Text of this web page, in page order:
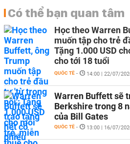
Có thể bạn quan tâm
Học theo Warren
muốn tập cho trẻ
Tặng 1.000 USD
cho tới 18 tuổi
QUỐC TẾ - 14:00 | 22/07/
Warren Buffett sẽ
Berkshire trong 8
của Bill Gates
QUỐC TẾ - 13:00 | 16/07/